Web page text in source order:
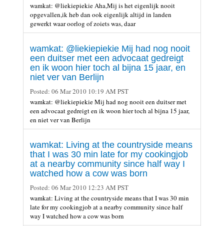
wamkat: @liekiepiekie Aha,Mij is het eigenlijk nooit
opgevallen,ik heb dan ook eigenlijk altijd in landen
gewerkt waar oorlog of zoiets was, daar
wamkat: @liekiepiekie Mij had nog nooit
een duitser met een advocaat gedreigt
en ik woon hier toch al bijna 15 jaar, en
niet ver van Berlijn
Posted: 06 Mar 2010 10:19 AM PST
wamkat: @liekiepiekie Mij had nog nooit een duitser met
een advocaat gedreigt en ik woon hier toch al bijna 15 jaar,
en niet ver van Berlijn
wamkat: Living at the countryside means
that I was 30 min late for my cookingjob
at a nearby community since half way I
watched how a cow was born
Posted: 06 Mar 2010 12:23 AM PST
wamkat: Living at the countryside means that I was 30 min
late for my cookingjob at a nearby community since half
way I watched how a cow was born